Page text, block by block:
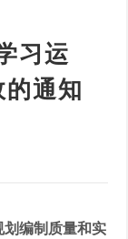
习运
通知
编制质量和实